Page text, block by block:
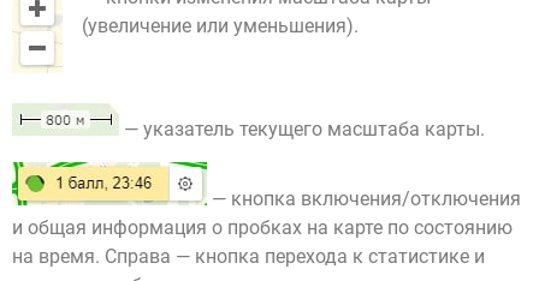
(увеличение или уменьшения).
— указатель текущего масштаба карты.
— кнопка включения/отключения
и общая информация о пробках на карте по состоянию
на время. Справа — кнопка перехода к статистике и